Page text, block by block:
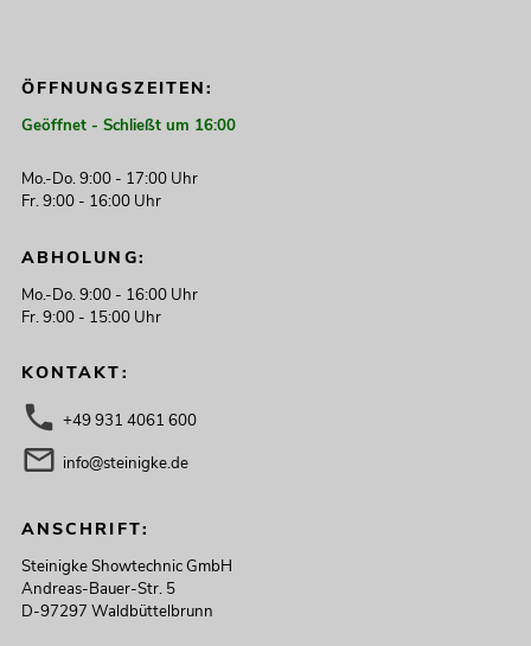
ÖFFNUNGSZEITEN:
Geöffnet - Schließt um 16:00
Mo.-Do. 9:00 - 17:00 Uhr
Fr. 9:00 - 16:00 Uhr
ABHOLUNG:
Mo.-Do. 9:00 - 16:00 Uhr
Fr. 9:00 - 15:00 Uhr
KONTAKT:
+49 931 4061 600
info@steinigke.de
ANSCHRIFT:
Steinigke Showtechnic GmbH
Andreas-Bauer-Str. 5
D-97297 Waldbüttelbrunn